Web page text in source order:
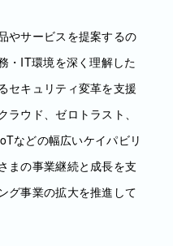
やサービスを提案するの
・IT環境を深く理解した
セキュリティ変革を支援
ウド、ゼロトラスト、
などの幅広いケイパビリ
まの事業継続と成長を支
グ事業の拡大を推進して